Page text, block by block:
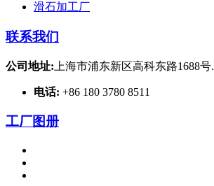
滑石加工厂
联系我们
公司地址: 上海市浦东新区高科东路1688号.
电话: +86 180 3780 8511
工厂图册